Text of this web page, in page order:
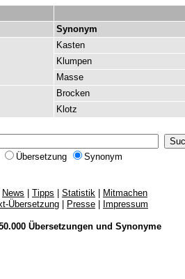
Synonym
Kasten
Klumpen
Masse
Brocken
Klotz
Übersetzung
Synonym
News Tipps Statistik
Mitmachen
Übersetzung
Presse Impressum
Übersetzungenund Synonyme